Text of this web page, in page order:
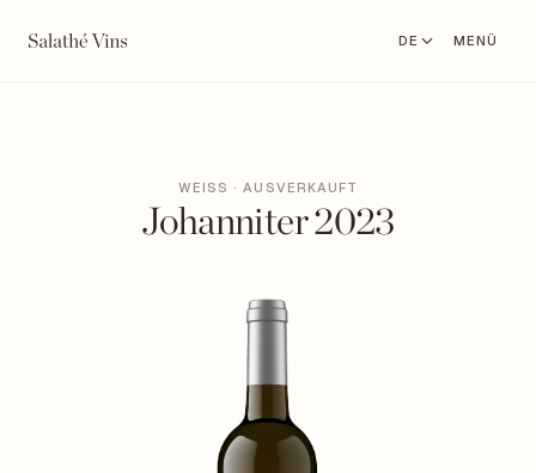
DE MENÜ
WEISS · AUSVERKAUFT
Johanniter 2023